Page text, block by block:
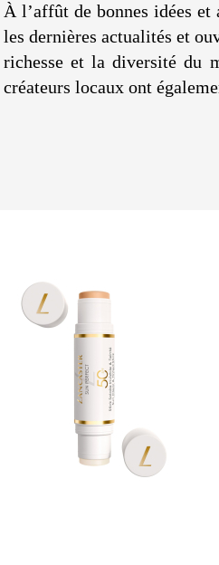
À l’affût de bonnes idées
les dernières actualités et
richesse et la diversité du
créateurs locaux ont